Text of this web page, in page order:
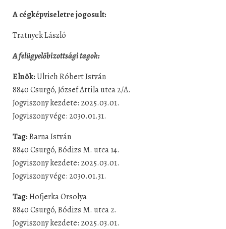
A cégképviseletre jogosult:
Tratnyek László
A felügyelőbizottsági tagok:
Elnök:Ulrich Róbert István
8840 Csurgó, József Attila utca 2/A.
Jogviszony kezdete: 2025.03.01.
Jogviszony vége: 2030.01.31.
Tag:Barna István
8840 Csurgó, Bódizs M. utca 14.
Jogviszony kezdete: 2025.03.01.
Jogviszony vége: 2030.01.31.
Tag:Hofjerka Orsolya
8840 Csurgó, Bódizs M. utca 2.
Jogviszony kezdete: 2025.03.01.